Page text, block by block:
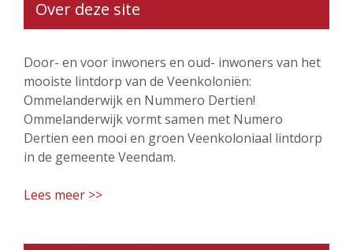
Over deze site
Door- en voor inwoners en oud- inwoners van het
mooiste lintdorp van de Veenkoloniën:
Ommelanderwijk en Nummero Dertien!
Ommelanderwijk vormt samen met Numero
Dertien een mooi en groen Veenkoloniaal lintdorp
in de gemeente Veendam.
Lees meer >>